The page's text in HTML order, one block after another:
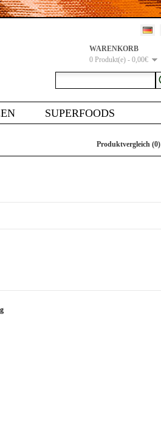
WARENKORB
0 Produkt(e) - 0,00€
SUPERFOODS
Produktvergleich (0)